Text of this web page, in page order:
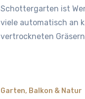
Schottergarten ist
viele automatisch an
vertrockneten
Garten, Balkon & Natur